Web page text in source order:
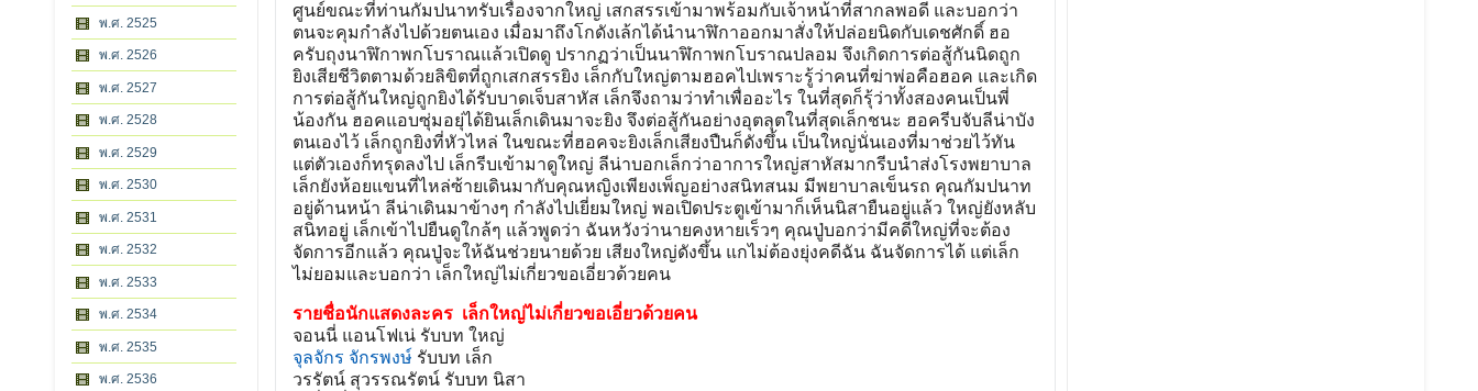
พ.ศ. 2525
พ.ศ. 2526
พ.ศ. 2527
พ.ศ. 2528
พ.ศ. 2529
พ.ศ. 2530
พ.ศ. 2531
พ.ศ. 2532
พ.ศ. 2533
พ.ศ. 2534
พ.ศ. 2535
พ.ศ. 2536
ศูนย์ขณะที่ท่านกัมปนาทรับเรื่องจากใหญ่ เสกสรรเข้ามาพร้อมกับเจ้าหน้าที่สากลพอดี และบอกว่า
ตนจะคุมกำลังไปด้วยตนเอง เมื่อมาถึงโกดังเล้กได้นำนาฬิกาออกมาสั่งให้ปล่อยนิดกับเดชศักดิ์ ฮอ
ครับถุงนาฬิกาพกโบราณแล้วเปิดดู ปรากฏว่าเป็นนาฬิกาพกโบราณปลอม จึงเกิดการต่อสู้กันนิดถูก
ยิงเสียชีวิตตามด้วยลิขิตที่ถูกเสกสรรยิง เล็กกับใหญ่ตามฮอคไปเพราะรู้ว่าคนที่ฆ่าพ่อคือฮอค และเกิด
การต่อสู้กันใหญ่ถูกยิงได้รับบาดเจ็บสาหัส เล็กจึงถามว่าทำเพื่ออะไร ในที่สุดก็รุ้ว่าทั้งสองคนเป็นพี่
น้องกัน ฮอคแอบซุ่มอยุ่ได้ยินเล็กเดินมาจะยิง จึงต่อสู้กันอย่างอุตลุตในที่สุดเล็กชนะ ฮอครีบจับลีน่าบัง
ตนเองไว้ เล็กถูกยิงที่หัวไหล่ ในขณะที่ฮอคจะยิงเล็กเสียงปืนก็ดังขึ้น เป็นใหญ่นั่นเองที่มาช่วยไว้ทัน
แต่ตัวเองก็ทรุดลงไป เล็กรีบเข้ามาดูใหญ่ ลีน่าบอกเล็กว่าอาการใหญ่สาหัสมากรีบนำส่งโรงพยาบาล
เล็กยังห้อยแขนที่ไหล่ซ้ายเดินมากับคุณหญิงเพียงเพ็ญอย่างสนิทสนม มีพยาบาลเข็นรถ คุณกัมปนาท
อยู่ด้านหน้า ลีน่าเดินมาข้างๆ กำลังไปเยี่ยมใหญ่ พอเปิดประตูเข้ามาก็เห็นนิสายืนอยู่แล้ว ใหญ่ยังหลับ
สนิทอยู่ เล็กเข้าไปยืนดูใกล้ๆ แล้วพูดว่า ฉันหวังว่านายคงหายเร็วๆ คุณปู่บอกว่ามีคดีใหญ่ที่จะต้อง
จัดการอีกแล้ว คุณปู่จะให้ฉันช่วยนายด้วย เสียงใหญ่ดังขึ้น แกไม่ต้องยุ่งคดีฉัน ฉันจัดการได้ แต่เล็ก
ไม่ยอมและบอกว่า เล็กใหญ่ไม่เกี่ยวขอเอี่ยวด้วยคน
รายชื่อนักแสดงละคร เล็กใหญ่ไม่เกี่ยวขอเอี่ยวด้วยคน
จอนนี่ แอนโฟเน่ รับบท ใหญ่
จุลจักร จักรพงษ์ รับบท เล็ก
วรรัตน์ สุวรรณรัตน์ รับบท นิสา